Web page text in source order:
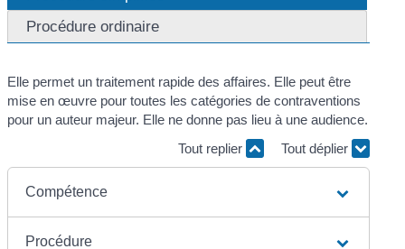
Procédure ordinaire
Elle permet un traitement rapide des affaires. Elle peut être
mise en œuvre pour toutes les catégories de contraventions
pour un auteur majeur. Elle ne donne pas lieu à une audience.
Tout replier
Tout déplier
Compétence
Procédure